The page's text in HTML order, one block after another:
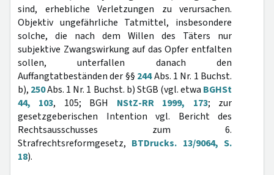
sind, erhebliche Verletzungen zu verursachen.
Objektiv ungefährliche Tatmittel, insbesondere
solche, die nach dem Willen des Täters nur
subjektive Zwangswirkung auf das Opfer entfalten
sollen, unterfallen danach den
Auffangtatbeständen der §§ 244Abs. 1 Nr. 1 Buchst.
b), 250Abs. 1 Nr. 1 Buchst. b) StGB (vgl. etwa BGHSt
44, 103, 105; BGH NStZ-RR 1999, 173; zur
gesetzgeberischen Intention vgl. Bericht des
Rechtsausschusses zum 6.
Strafrechtsreformgesetz, BTDrucks. 13/9064, S.
18).